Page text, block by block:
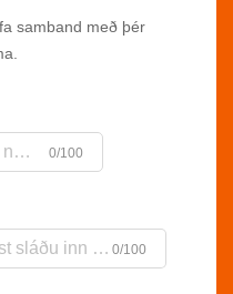
samband með þér
0/100
0/100